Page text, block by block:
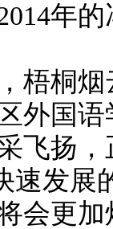
年
桐烟
外国
飞扬
速发展
会更